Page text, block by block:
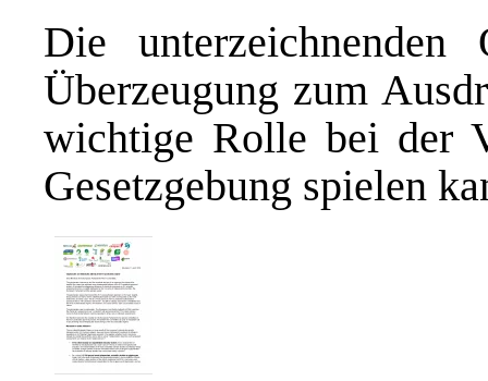
Die unterzeichnenden
Überzeugung zum
wichtige Rolle bei der
Gesetzgebung spielen